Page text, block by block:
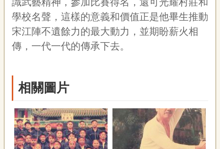
學校名聲，這樣的意義和價值正是他畢生推動
宋江陣不遺餘力的最大動力，並期盼薪火相
傳，一代一代的傳承下去。
相關圖片